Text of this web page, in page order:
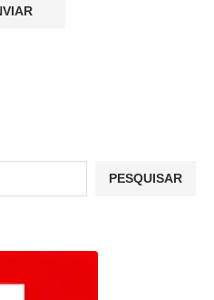
PESQUISAR